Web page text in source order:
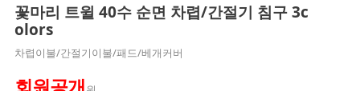
꽃마리 트윌 40수 순면 차렵/간절기 침구 3c
olors
차렵이불/간절기이불/패드/베개커버